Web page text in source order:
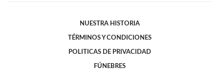
NUESTRA HISTORIA
TÉRMINOS Y CONDICIONES
POLITICAS DE PRIVACIDAD
FÚNEBRES